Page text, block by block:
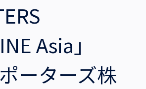
Asia」
ーターズ株